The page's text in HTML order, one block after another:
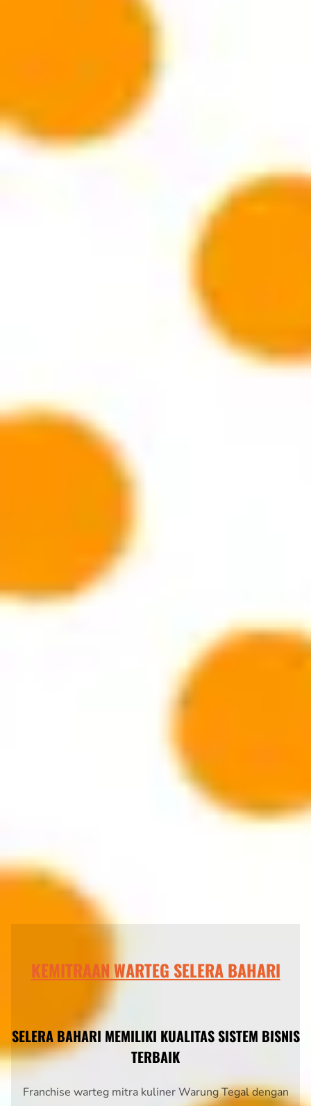
KEMITRAAN WARTEG SELERA BAHARI
SELERA BAHARI MEMILIKI KUALITAS SISTEM BISNIS
TERBAIK
Franchise warteg mitra kuliner Warung Tegal dengan